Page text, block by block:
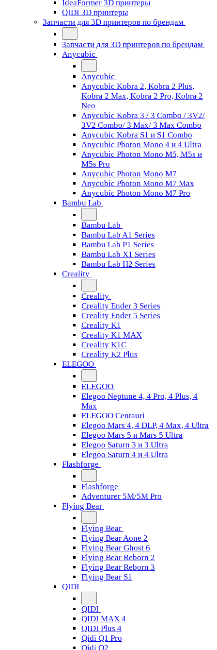
IdeaFormer 3D принтеры
QIDI 3D принтеры
Запчасти для 3D принтеров по брендам
Запчасти для 3D принтеров по брендам
Anycubic
Anycubic
Anycubic Kobra 2, Kobra 2 Plus,
Kobra 2 Max, Kobra 2 Pro, Kobra 2
Neo
Anycubic Kobra 3 / 3 Combo / 3V2/
3V2 Combo/ 3 Max/ 3 Max Combo
Anycubic Kobra S1 и S1 Combo
Anycubic Photon Mono 4 и 4 Ultra
Anycubic Photon Mono M5, M5s и
M5s Pro
Anycubic Photon Mono M7
Anycubic Photon Mono M7 Max
Anycubic Photon Mono M7 Pro
Bambu Lab
Bambu Lab
Bambu Lab A1 Series
Bambu Lab P1 Series
Bambu Lab X1 Series
Bambu Lab H2 Series
Creality
Creality
Creality Ender 3 Series
Creality Ender 5 Series
Creality K1
Creality K1 MAX
Creality K1C
Creality K2 Plus
ELEGOO
ELEGOO
Elegoo Neptune 4, 4 Pro, 4 Plus, 4
Max
ELEGOO Centauri
Elegoo Mars 4, 4 DLP, 4 Max, 4 Ultra
Elegoo Mars 5 и Mars 5 Ultra
Elegoo Saturn 3 и 3 Ultra
Elegoo Saturn 4 и 4 Ultra
Flashforge
Flashforge
Adventurer 5M/5M Pro
Flying Bear
Flying Bear
Flying Bear Aone 2
Flying Bear Ghost 6
Flying Bear Reborn 2
Flying Bear Reborn 3
Flying Bear S1
QIDI
QIDI
QIDI MAX 4
QIDI Plus 4
Qidi Q1 Pro
Qidi Q2